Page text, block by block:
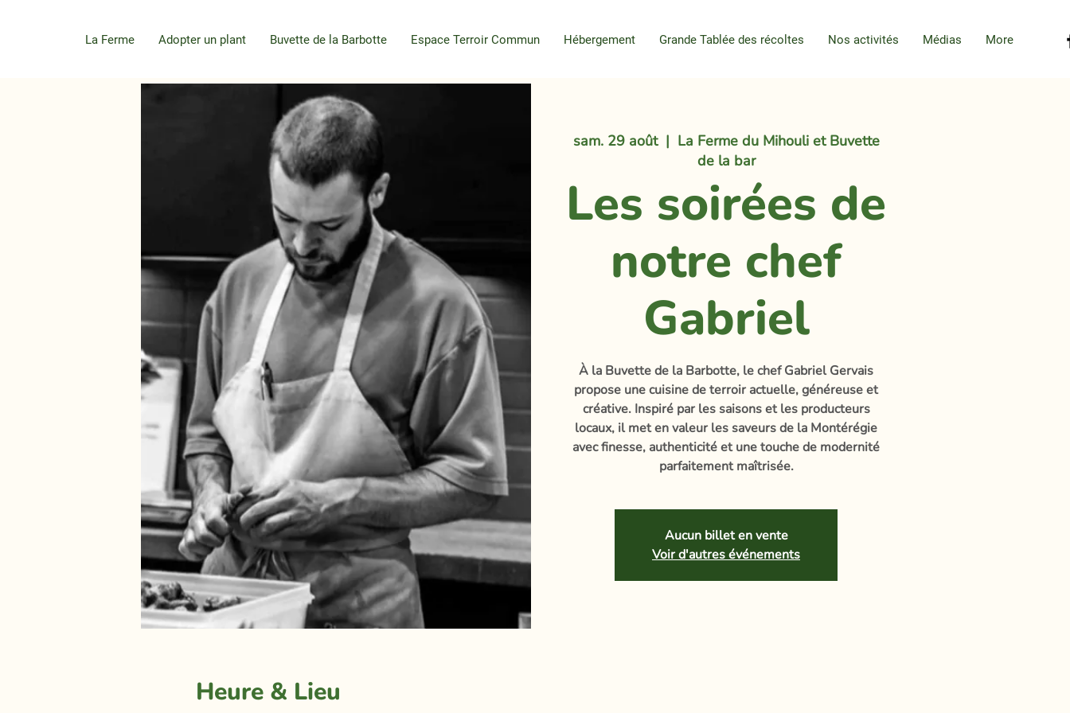
La Ferme Adopter un plant Buvette de la Barbotte Espace Terroir Commun Hébergement Grande Tablée des récoltes Nos activités Médias More
sam. 29 août
  |
La Ferme du Mihouli et Buvette
de la bar
Les soirées de
notre chef
Gabriel
À la Buvette de la Barbotte, le chef Gabriel Gervais
propose une cuisine de terroir actuelle, généreuse et
créative. Inspiré par les saisons et les producteurs
locaux, il met en valeur les saveurs de la Montérégie
avec finesse, authenticité et une touche de modernité
parfaitement maîtrisée.
Aucun billet en vente
Voir d'autres événements
Heure & Lieu